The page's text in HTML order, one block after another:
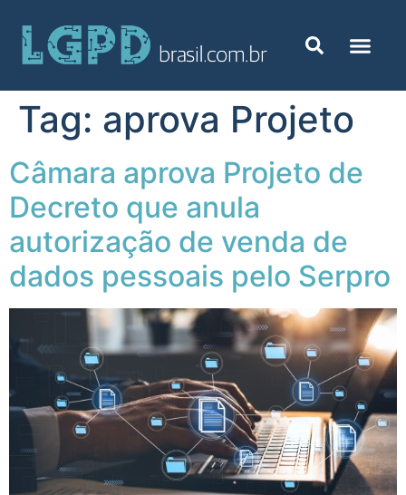
Tag: aprova Projeto
Câmara aprova Projeto de
Decreto que anula
autorização de venda de
dados pessoais pelo Serpro